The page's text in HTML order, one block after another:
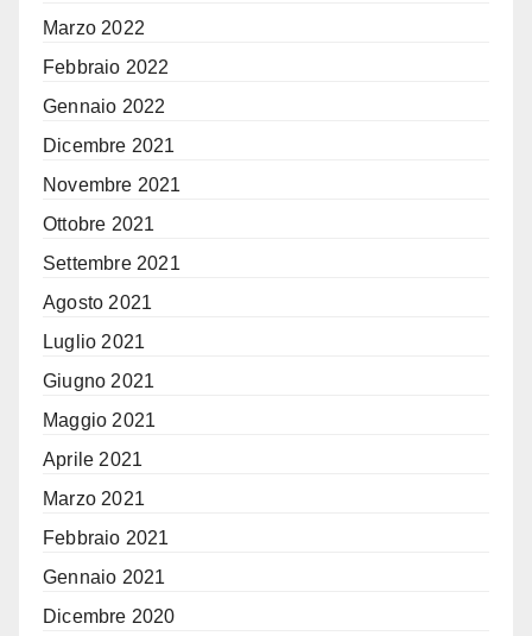
Marzo 2022
Febbraio 2022
Gennaio 2022
Dicembre 2021
Novembre 2021
Ottobre 2021
Settembre 2021
Agosto 2021
Luglio 2021
Giugno 2021
Maggio 2021
Aprile 2021
Marzo 2021
Febbraio 2021
Gennaio 2021
Dicembre 2020